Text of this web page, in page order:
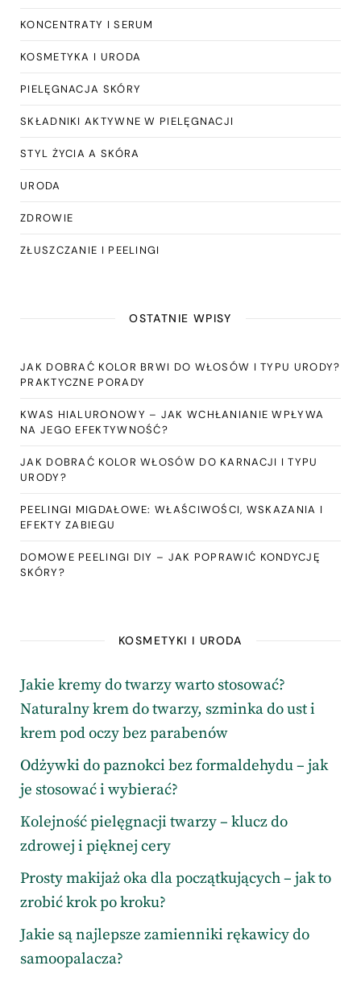
KONCENTRATY I SERUM
KOSMETYKA I URODA
PIELĘGNACJA SKÓRY
SKŁADNIKI AKTYWNE W PIELĘGNACJI
STYL ŻYCIA A SKÓRA
URODA
ZDROWIE
ZŁUSZCZANIE I PEELINGI
OSTATNIE WPISY
JAK DOBRAĆ KOLOR BRWI DO WŁOSÓW I TYPU URODY?
PRAKTYCZNE PORADY
KWAS HIALURONOWY – JAK WCHŁANIANIE WPŁYWA
NA JEGO EFEKTYWNOŚĆ?
JAK DOBRAĆ KOLOR WŁOSÓW DO KARNACJI I TYPU
URODY?
PEELINGI MIGDAŁOWE: WŁAŚCIWOŚCI, WSKAZANIA I
EFEKTY ZABIEGU
DOMOWE PEELINGI DIY – JAK POPRAWIĆ KONDYCJĘ
SKÓRY?
KOSMETYKI I URODA
Jakie kremy do twarzy warto stosować?
Naturalny krem do twarzy, szminka do ust i
krem pod oczy bez parabenów
Odżywki do paznokci bez formaldehydu – jak
je stosować i wybierać?
Kolejność pielęgnacji twarzy – klucz do
zdrowej i pięknej cery
Prosty makijaż oka dla początkujących – jak to
zrobić krok po kroku?
Jakie są najlepsze zamienniki rękawicy do
samoopalacza?